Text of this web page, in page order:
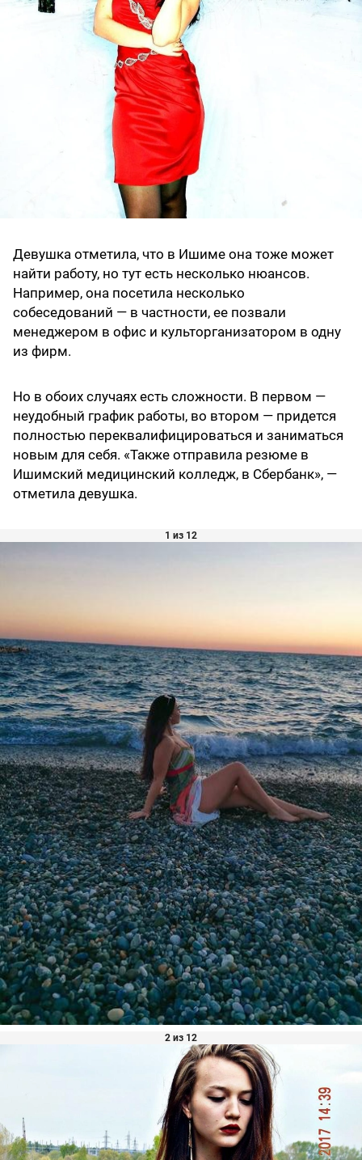
Девушка отметила, что в Ишиме она тоже может
найти работу, но тут есть несколько нюансов.
Например, она посетила несколько
собеседований — в частности, ее позвали
менеджером в офис и культорганизатором в одну
из фирм.
Но в обоих случаях есть сложности. В первом —
неудобный график работы, во втором — придется
полностью переквалифицироваться и заниматься
новым для себя. «Также отправила резюме в
Ишимский медицинский колледж, в Сбербанк», —
отметила девушка.
1 из 12
2 из 12